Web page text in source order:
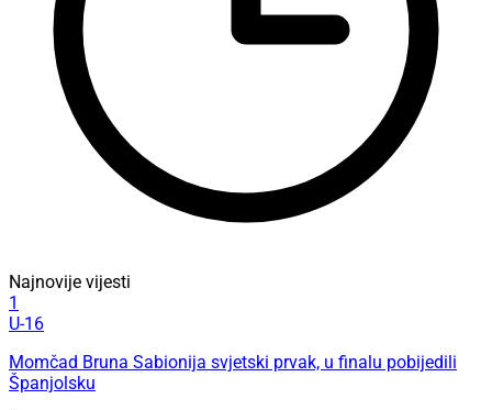
Najnovije vijesti
1
U-16
Momčad Bruna Sabionija svjetski prvak, u finalu pobijedili
Španjolsku